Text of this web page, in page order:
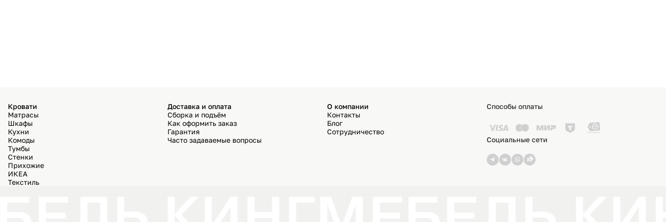
Кровати
Матрасы
Шкафы
Кухни
Комоды
Тумбы
Стенки
Прихожие
ИКЕА
Текстиль
Доставка и оплата
Сборка и подъём
Как оформить заказ
Гарантия
Часто задаваемые вопросы
О компании
Контакты
Блог
Сотрудничество
Способы оплаты
Социальные сети